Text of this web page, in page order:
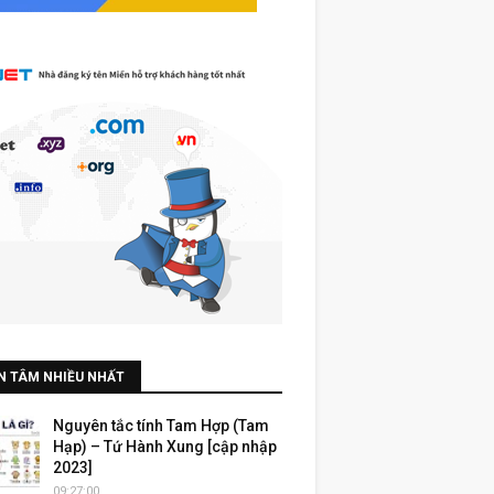
TÂM NHIỀU NHẤT
Nguyên tắc tính Tam Hợp (Tam
Hạp) – Tứ Hành Xung [cập nhập
2023]